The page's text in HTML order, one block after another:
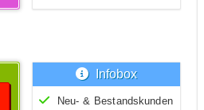
Infobox
Neu- & Bestandskunden